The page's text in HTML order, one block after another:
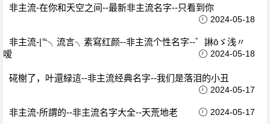
非主流-在你和天空之间--最新非主流名字--只看到你
2024-05-18
非主流-|℡╮流言╮素寫红颜--非主流个性名字--゛諃ōゞ浅〃
嗳
2024-05-18
硴榭了，叶還緑這--非主流经典名字--我们是落泪的小丑
2024-05-17
非主流-所謂的--非主流名字大全--天荒地老 2024-05-17